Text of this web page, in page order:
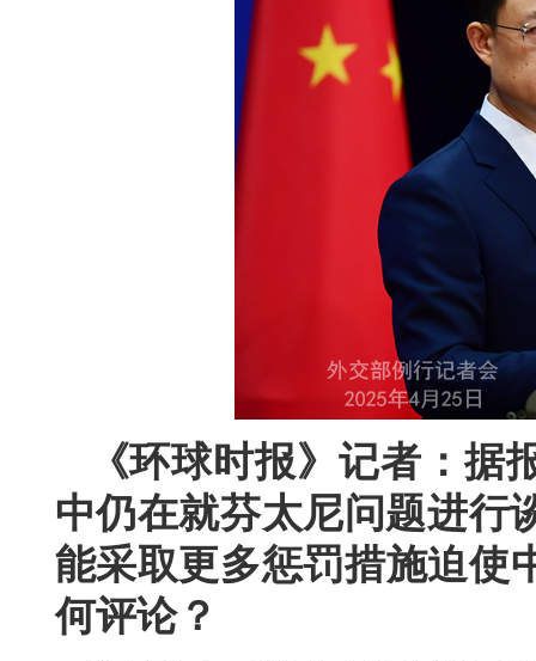
《环球时报》记者：
中仍在就芬太尼问题进行
能采取更多惩罚措施迫使
何评论？